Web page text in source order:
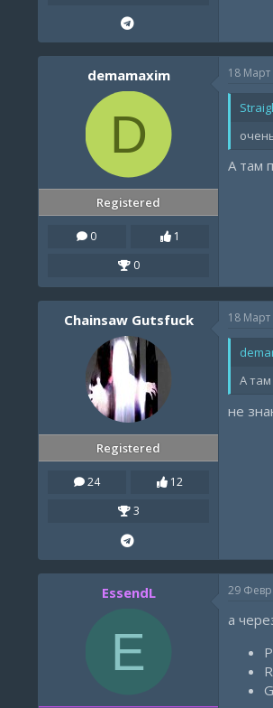
demamaxim
D
Registered
0
1
0
18 Март
А там
Chainsaw Gutsfuck
Registered
24
12
3
18 Март
А
не
EssendL
E
29
а